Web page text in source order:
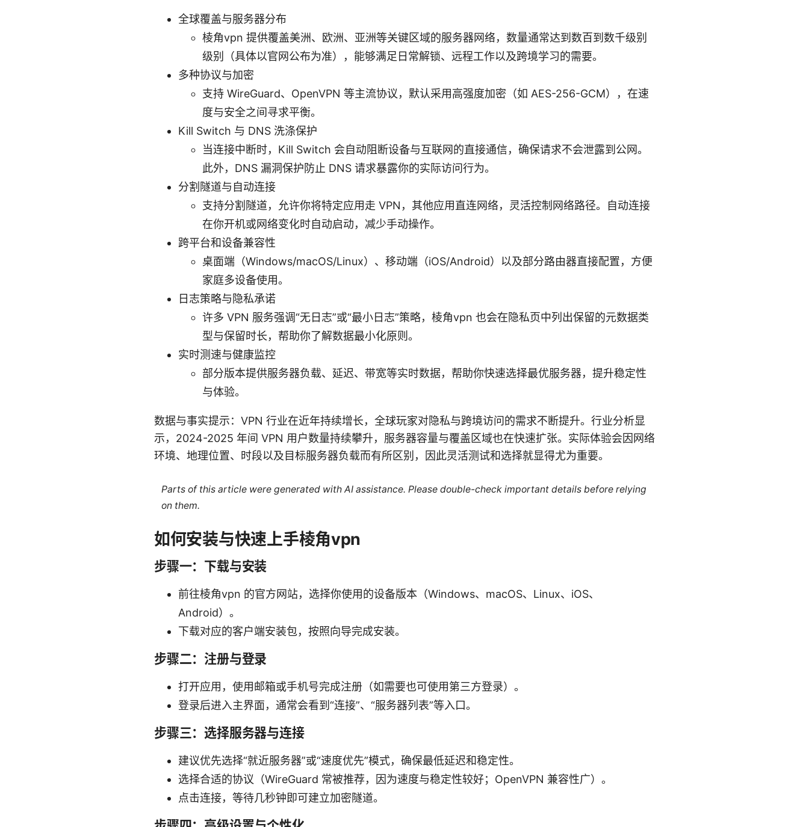
全球覆盖与服务器分布
棱角vpn 提供覆盖美洲、欧洲、亚洲等关键区域的服务器网络，数量通常达到数百到数千级别
级别（具体以官网公布为准），能够满足日常解锁、远程工作以及跨境学习的需要。
多种协议与加密
支持 WireGuard、OpenVPN 等主流协议，默认采用高强度加密（如 AES-256-GCM），在速
度与安全之间寻求平衡。
Kill Switch 与 DNS 洗涤保护
当连接中断时，Kill Switch 会自动阻断设备与互联网的直接通信，确保请求不会泄露到公网。
此外，DNS 漏洞保护防止 DNS 请求暴露你的实际访问行为。
分割隧道与自动连接
支持分割隧道，允许你将特定应用走 VPN，其他应用直连网络，灵活控制网络路径。自动连接
在你开机或网络变化时自动启动，减少手动操作。
跨平台和设备兼容性
桌面端（Windows/macOS/Linux）、移动端（iOS/Android）以及部分路由器直接配置，方便
家庭多设备使用。
日志策略与隐私承诺
许多 VPN 服务强调“无日志”或“最小日志”策略，棱角vpn 也会在隐私页中列出保留的元数据类
型与保留时长，帮助你了解数据最小化原则。
实时测速与健康监控
部分版本提供服务器负载、延迟、带宽等实时数据，帮助你快速选择最优服务器，提升稳定性
与体验。
数据与事实提示：VPN 行业在近年持续增长，全球玩家对隐私与跨境访问的需求不断提升。行业分析显
示，2024-2025 年间 VPN 用户数量持续攀升，服务器容量与覆盖区域也在快速扩张。实际体验会因网络
环境、地理位置、时段以及目标服务器负载而有所区别，因此灵活测试和选择就显得尤为重要。
Parts of this article were generated with AI assistance. Please double-check important details before relying
on them.
如何安装与快速上手棱角vpn
步骤一：下载与安装
前往棱角vpn 的官方网站，选择你使用的设备版本（Windows、macOS、Linux、iOS、
Android）。
下载对应的客户端安装包，按照向导完成安装。
步骤二：注册与登录
打开应用，使用邮箱或手机号完成注册（如需要也可使用第三方登录）。
登录后进入主界面，通常会看到“连接”、“服务器列表”等入口。
步骤三：选择服务器与连接
建议优先选择“就近服务器”或“速度优先”模式，确保最低延迟和稳定性。
选择合适的协议（WireGuard 常被推荐，因为速度与稳定性较好；OpenVPN 兼容性广）。
点击连接，等待几秒钟即可建立加密隧道。